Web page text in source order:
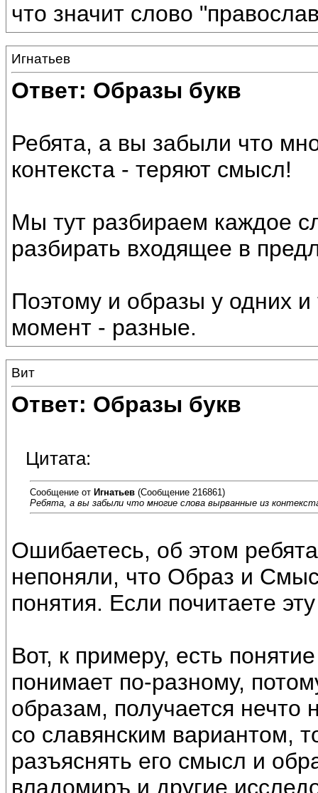
что значит слово
Игнатьев
Ответ: Образы букв
Ребята, а вы забыли что
контекста - теряют смысл!
Мы тут разбираем каждое
разбирать входящее в
Поэтому и образы у одних
момент - разные.
Вит
Ответ: Образы букв
Цитата:
Сообщение от Игнатьев (Сообщение 216861)
Ребята, а вы забыли что многие слова вырванные из
Ошибаетесь, об этом
непоняли, что Образ и
понятия. Если почитаете
Вот, к примеру, есть
понимает по-разному,
образам, получается нечто
со славянским вариантом,
разъяснять его смысл и
владомиръ и другие